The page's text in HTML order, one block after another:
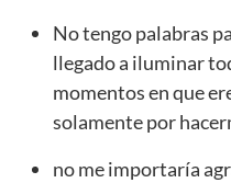
No tengo palabras
llegado a iluminar
momentos en que
solamente por
no me importaría